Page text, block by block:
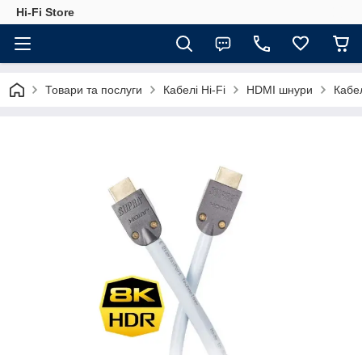
Hi-Fi Store
Товари та послуги Кабелі Hi-Fi HDMI шнури